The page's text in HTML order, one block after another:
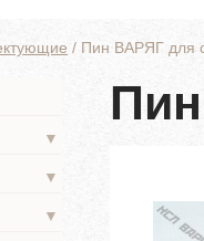
/ Пин ВАРЯГ для
▼
▼
▼